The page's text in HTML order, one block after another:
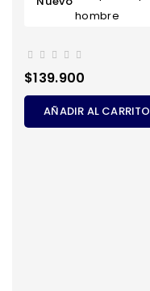
Precio
$139.900
AÑADIR AL CARRITO